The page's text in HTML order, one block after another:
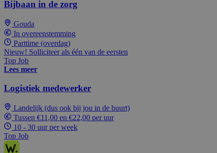
Bijbaan in de zorg
Gouda
In overeenstemming
Parttime (overdag)
Nieuw! Solliciteer als één van de eersten
Top Job
Lees meer
Logistiek medewerker
Landelijk (dus ook bij jou in de buurt)
Tussen €11,00 en €22,00 per uur
10 - 30 uur per week
Top Job